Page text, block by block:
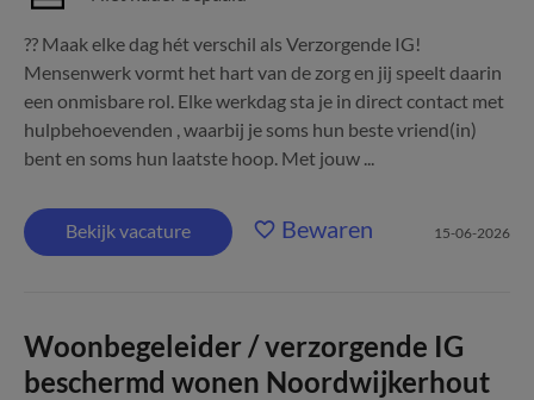
?? Maak elke dag hét verschil als Verzorgende IG!
Mensenwerk vormt het hart van de zorg en jij speelt daarin
een onmisbare rol. Elke werkdag sta je in direct contact met
hulpbehoevenden , waarbij je soms hun beste vriend(in)
bent en soms hun laatste hoop. Met jouw ...
Bekijk vacature Bewaren 15-06-2026
Woonbegeleider / verzorgende IG
beschermd wonen Noordwijkerhout